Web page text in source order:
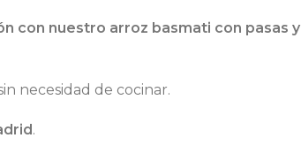
con nuestro arroz basmati con pasas y
necesidad de cocinar.
.